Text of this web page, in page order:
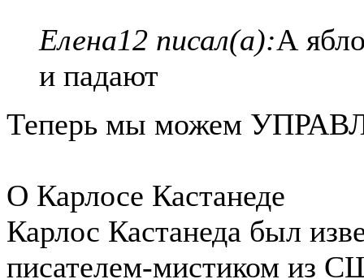
Елена12 писал(а):А
и падают
Теперь мы можем
О Карлосе Кастанеде
Карлос Кастанеда был
писателем-мистиком из